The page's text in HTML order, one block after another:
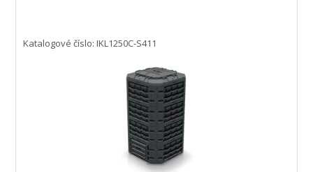
Katalogové číslo: IKL1250C-S411